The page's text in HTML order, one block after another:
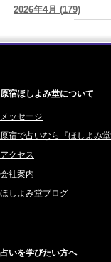
2026/08/05
もの特性 (美月マーシ
Luru)
赤羽うさぎ (341)
橘メルロ (7)
鈴喜みわこ (8)
鯖ノ実 ソニン (19)
愛音ソナタ (16)
紫村 明世 (34)
2026年4月 (179)
2025年12月 (201)
2025年11月 (252)
2025年10月 (242)
2025年9月 (196)
2025年8月 (182)
2025年7月 (192)
原宿ほしよみ堂について
メッセージ
原宿で占いなら『ほしよみ
アクセス
会社案内
ほしよみ堂ブログ
占いを学びたい方へ